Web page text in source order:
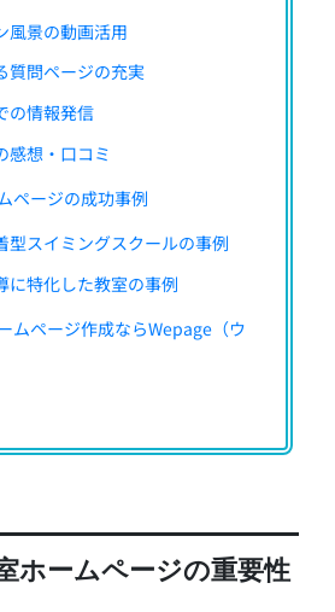
風景の動画活用
質問ページの充実
の情報発信
感想・口コミ
ページの成功事例
型スイミングスクールの事例
に特化した教室の事例
ムページ作成ならWepage（ウ
ホームページの重要性